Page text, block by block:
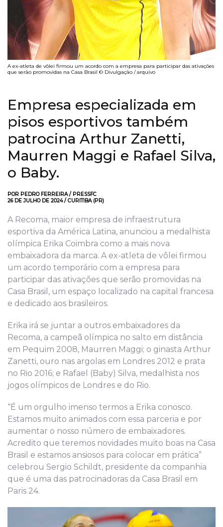
A ex-atleta de vôlei firmou um acordo com a empresa para participar das ativações
que serão promovidas na Casa Brasil © Divulgação / arquivo
Empresa especializada em
pisos esportivos também
patrocina Arthur Zanetti,
Maurren Maggi e Rafael Silva,
o Baby.
POR PEDRO FERREIRA / PRESSFC
26DE JULHO DE 2024 / CURITIBA (PR)
A Recoma, maior empresa de infraestrutura
esportiva da América Latina, anunciou a medalhista
olímpica Erika Coimbra como a mais nova
embaixadora da marca. A ex-atleta de vôlei firmou
um acordo temporário com a empresa para
participar das ativações que serão promovidas na
Casa Brasil , um espaço localizado na capital francesa
e dedicado aos brasileiros.
Erika irá se juntar a outros embaixadores da
Recoma, a campeã olímpica no salto em distância
em Pequim 2008, Maurren Maggi; o ginasta Arthur
Zanetti, ouro nas argolas em Londres 2012 e prata
no Rio 2016; e Rafael (Baby) Silva, medalhista nos
jogos olímpicos de Londres e do Rio.
“É um orgulho imenso termos a Erika conosco.
Estamos muito animados com essa parceria e por
aumentar o nosso número de embaixadores.
Acredito que teremos novidades muito boas na Casa
Brasil e estamos ansiosos para colocar em prática”
celebrou Sergio Schildt, presidente da companhia
que é uma das patrocinadoras da Casa Brasil em
Paris 24.